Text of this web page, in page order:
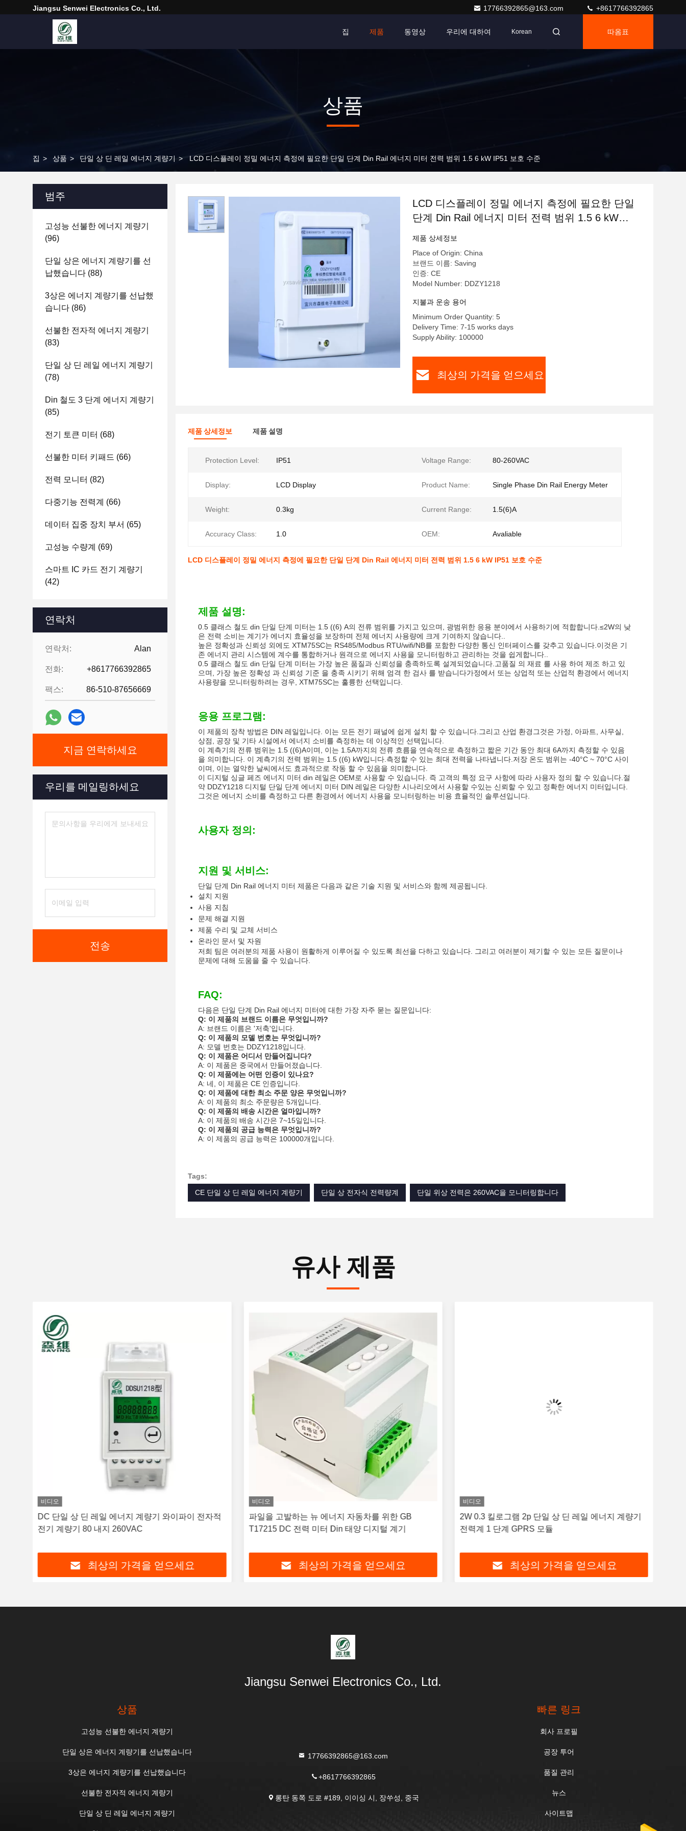
Jiangsu Senwei Electronics Co., Ltd. 17766392865@163.com +8617766392865
집 제품 동영상 우리에 대하여 Korean 따옴표
상품
집 > 상품 > 단일 상 딘 레일 에너지 계량기 > LCD 디스플레이 정밀 에너지 측정에 필요한 단일 단계 Din Rail 에너지 미터 전력 범위 1.5 6 kW IP51 보호 수준
범주
고성능 선불한 에너지 계량기
(96)
단일 상은 에너지 계량기를 선
납했습니다 (88)
3상은 에너지 계량기를 선납했
습니다 (86)
선불한 전자적 에너지 계량기
(83)
단일 상 딘 레일 에너지 계량기
(78)
Din 철도 3 단계 에너지 계량기
(85)
전기 토큰 미터 (68)
선불한 미터 키패드 (66)
전력 모니터 (82)
다중기능 전력계 (66)
데이터 집중 장치 부서 (65)
고성능 수량계 (69)
스마트 IC 카드 전기 계량기
(42)
연락처
연락처: Alan
전화: +8617766392865
팩스: 86-510-87656669
지금 연락하세요
우리를 메일링하세요
전송
LCD 디스플레이 정밀 에너지 측정에 필요한 단일
단계 Din Rail 에너지 미터 전력 범위 1.5 6 kW
제품 상세정보
Place of Origin: China
브랜드 이름: Saving
인증: CE
Model Number: DDZY1218
지불과 운송 용어
Minimum Order Quantity: 5
Delivery Time: 7-15 works days
Supply Ability: 100000
최상의 가격을 얻으세요
제품 상세정보 제품 설명
Protection Level: IP51 Voltage Range: 80-260VAC
Display: LCD Display Product Name: Single Phase Din Rail Energy Meter
Weight: 0.3kg Current Range: 1.5(6)A
Accuracy Class: 1.0 OEM: Avaliable
LCD 디스플레이 정밀 에너지 측정에 필요한 단일 단계 Din Rail 에너지 미터 전력 범위 1.5 6 kW IP51 보호 수준
제품 설명:
0.5 클래스 철도 din 단일 단계 미터는 1.5 ((6) A의 전류 범위를 가지고 있으며, 광범위한 응용 분야에서 사용하기에 적합합니다.≤2W의 낮
은 전력 소비는 계기가 에너지 효율성을 보장하며 전체 에너지 사용량에 크게 기여하지 않습니다..
높은 정확성과 신뢰성 외에도 XTM75SC는 RS485/Modbus RTU/wifi/NB를 포함한 다양한 통신 인터페이스를 갖추고 있습니다.이것은 기
존 에너지 관리 시스템에 계수를 통합하거나 원격으로 에너지 사용을 모니터링하고 관리하는 것을 쉽게합니다..
0.5 클래스 철도 din 단일 단계 미터는 가장 높은 품질과 신뢰성을 충족하도록 설계되었습니다.고품질 의 재료 를 사용 하여 제조 하고 있
으며, 가장 높은 정확성 과 신뢰성 기준 을 충족 시키기 위해 엄격 한 검사 를 받습니다가정에서 또는 상업적 또는 산업적 환경에서 에너지
사용량을 모니터링하려는 경우, XTM75SC는 훌륭한 선택입니다.
응용 프로그램:
이 제품의 장착 방법은 DIN 레일입니다. 이는 모든 전기 패널에 쉽게 설치 할 수 있습니다.그리고 산업 환경그것은 가정, 아파트, 사무실,
상점, 공장 및 기타 시설에서 에너지 소비를 측정하는 데 이상적인 선택입니다.
이 계측기의 전류 범위는 1.5 ((6)A이며, 이는 1.5A까지의 전류 흐름을 연속적으로 측정하고 짧은 기간 동안 최대 6A까지 측정할 수 있음
을 의미합니다. 이 계측기의 전력 범위는 1.5 ((6) kW입니다.측정할 수 있는 최대 전력을 나타냅니다.저장 온도 범위는 -40°C ~ 70°C 사이
이며, 이는 열악한 날씨에서도 효과적으로 작동 할 수 있음을 의미합니다.
이 디지털 싱글 페즈 에너지 미터 din 레일은 OEM로 사용할 수 있습니다. 즉 고객의 특정 요구 사항에 따라 사용자 정의 할 수 있습니다.절
약 DDZY1218 디지털 단일 단계 에너지 미터 DIN 레일은 다양한 시나리오에서 사용할 수있는 신뢰할 수 있고 정확한 에너지 미터입니다.
그것은 에너지 소비를 측정하고 다른 환경에서 에너지 사용을 모니터링하는 비용 효율적인 솔루션입니다.
사용자 정의:
지원 및 서비스:
단일 단계 Din Rail 에너지 미터 제품은 다음과 같은 기술 지원 및 서비스와 함께 제공됩니다.
설치 지원
사용 지침
문제 해결 지원
제품 수리 및 교체 서비스
온라인 문서 및 자원
저희 팀은 여러분의 제품 사용이 원활하게 이루어질 수 있도록 최선을 다하고 있습니다. 그리고 여러분이 제기할 수 있는 모든 질문이나
문제에 대해 도움을 줄 수 있습니다.
FAQ:
다음은 단일 단계 Din Rail 에너지 미터에 대한 가장 자주 묻는 질문입니다:
Q: 이 제품의 브랜드 이름은 무엇입니까?
A: 브랜드 이름은 '저축'입니다.
Q: 이 제품의 모델 번호는 무엇입니까?
A: 모델 번호는 DDZY1218입니다.
Q: 이 제품은 어디서 만들어집니다?
A: 이 제품은 중국에서 만들어졌습니다.
Q: 이 제품에는 어떤 인증이 있나요?
A: 네, 이 제품은 CE 인증입니다.
Q: 이 제품에 대한 최소 주문 양은 무엇입니까?
A: 이 제품의 최소 주문량은 5개입니다.
Q: 이 제품의 배송 시간은 얼마입니까?
A: 이 제품의 배송 시간은 7~15일입니다.
Q: 이 제품의 공급 능력은 무엇입니까?
A: 이 제품의 공급 능력은 100000개입니다.
Tags:
CE 단일 상 딘 레일 에너지 계량기
단일 상 전자식 전력량계 단일 위상 전력은 260VAC을 모니터링합니다
유사 제품
비디오
DC 단일 상 딘 레일 에너지 계량기 와이파이 전자적
전기 계량기 80 내지 260VAC
최상의 가격을 얻으세요
비디오
파일을 고발하는 뉴 에너지 자동차를 위한 GB
T17215 DC 전력 미터 Din 태양 디지털 계기
최상의 가격을 얻으세요
비디오
2W 0.3 킬로그램 2p 단일 상 딘 레일 에너지 계량기
전력계 1 단계 GPRS 모듈
최상의 가격을 얻으세요
Jiangsu Senwei Electronics Co., Ltd.
상품
고성능 선불한 에너지 계량기
단일 상은 에너지 계량기를 선납했습니다
3상은 에너지 계량기를 선납했습니다
선불한 전자적 에너지 계량기
단일 상 딘 레일 에너지 계량기
17766392865@163.com
+8617766392865
롱탄 동쪽 도로 #189, 이이싱 시, 장쑤성, 중국
빠른 링크
회사 프로필
공장 투어
품질 관리
뉴스
사이트맵